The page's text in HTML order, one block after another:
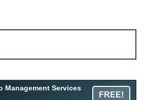
Management Services
FREE!